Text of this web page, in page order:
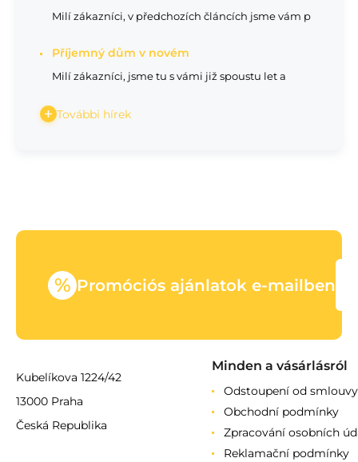
Milí zákazníci, v předchozích článcích jsme vám p
Příjemný dům v novém
Milí zákazníci, jsme tu s vámi již spoustu let a
További hírek
% Promóciós ajánlatok e-mailben
Kubelíkova 1224/42
13000 Praha
Česká Republika
Minden a vásárlásról
Odstoupení od smlouvy
Obchodní podmínky
Zpracování osobních
Reklamační podmínky